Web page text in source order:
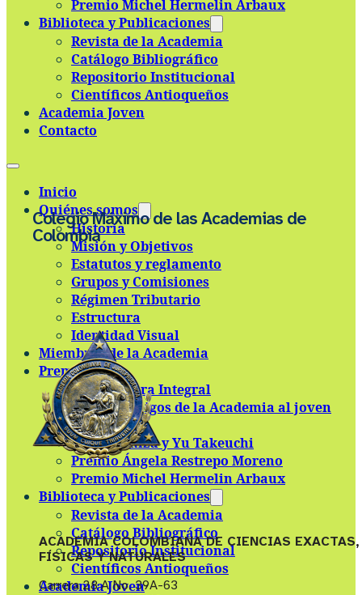
Skip to main contentSkip to footer
Premio Michel Hermelin Arbaux
Biblioteca y Publicaciones
Revista de la Academia
Catálogo Bibliográfico
Repositorio Institucional
Científicos Antioqueños
Academia Joven
Contacto
Inicio
Quiénes somos
Historia
Misión y Objetivos
Estatutos y reglamento
Grupos y Comisiones
Régimen Tributario
Estructura
Identidad Visual
Miembros de la Academia
Premios
Premio Obra Integral
Premio Amigos de la Academia al joven
científico
Premio Shizu y Yu Takeuchi
Premio Ángela Restrepo Moreno
Premio Michel Hermelin Arbaux
Biblioteca y Publicaciones
Revista de la Academia
Catálogo Bibliográfico
Repositorio Institucional
Científicos Antioqueños
Academia Joven
Colegio Máximo de las Academias de
Colombia
ACADEMIA COLOMBIANA DE CIENCIAS EXACTAS,
FÍSICAS Y NATURALES
Carrera 28 A No. 39A-63